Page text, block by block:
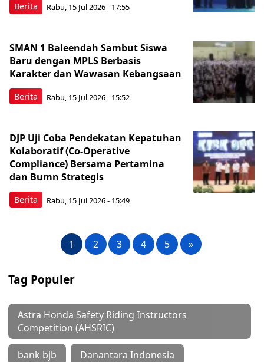
Berita Rabu, 15 Jul 2026 - 17:55
Berita
SMAN 1 Baleendah Sambut Siswa
Baru dengan MPLS Berbasis
Karakter dan Wawasan Kebangsaan
Rabu, 15 Jul 2026 - 15:52
Berita
DJP Uji Coba Pendekatan Kepatuhan
Kolaboratif (Co-Operative
Compliance) Bersama Pertamina
dan Bumn Strategis
Rabu, 15 Jul 2026 - 15:49
1 2 3 4 5 »
Tag Populer
Astra Honda Safety Riding Instructors
Competition (AHSRIC)
bank bjb Danantara Indonesia